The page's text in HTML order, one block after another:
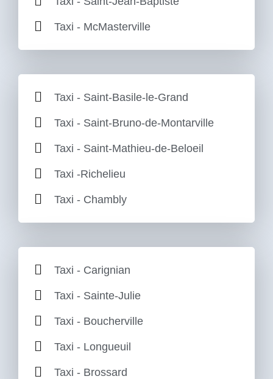
Taxi - McMasterville
Taxi - Saint-Basile-le-Grand
Taxi - Saint-Bruno-de-Montarville
Taxi - Saint-Mathieu-de-Beloeil
Taxi -Richelieu
Taxi - Chambly
Taxi - Carignian
Taxi - Sainte-Julie
Taxi - Boucherville
Taxi - Longueuil
Taxi - Brossard